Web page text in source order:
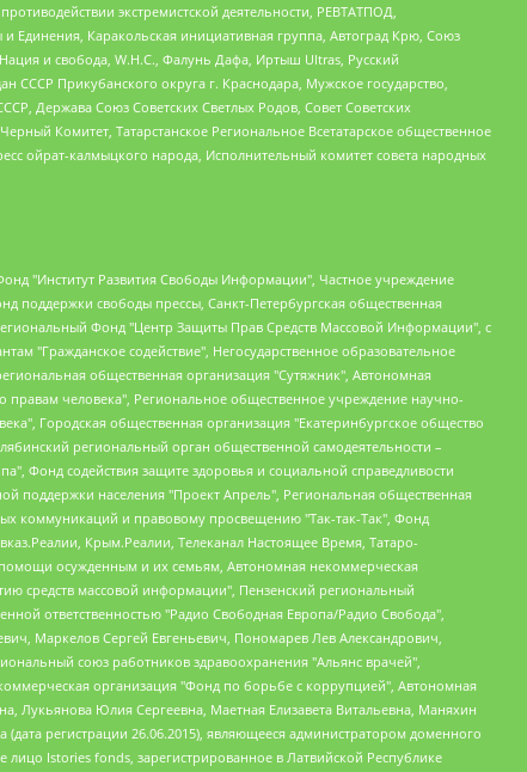
экстремистской деятельности, РЕВТАТПОД,
Каракольская инициативная группа, Автоград Крю, Союз
и свобода, W.H.С., Фалунь Дафа, Иртыш Ultras, Русский
Прикубанского округа г. Краснодара, Мужское государство,
Держава Союз Советских Светлых Родов, Совет Советских
Комитет, Татарстанское Региональное Всетатарское общественное
ойрат-калмыцкого народа, Исполнительный комитет совета народных
Бекбулатова Таисия Львовна, Беляев Иван Михайлович, Владыкина Елена Сергеевна, Гельман Марат Александрович, Никульшина Вероника Юрьевна, Толоконникова Надежда Андреевна, Шендерович Виктор Анатольевич, Общество с ограниченной ответственностью "Данное сообщение", Общество с ограниченной ответственностью Издательский дом "Новая глава", Айнбиндер Александра Александровна, Московский комьюнити-центр для ЛГБТ+инициатив, Благотворительный фонд развития филантропии, Deutsche Welle (Германия, Kurt-Schumacher-Strasse 3, 53113 Bonn), Борзунова Мария Михайловна, Воробьев Виктор Викторович, Голубева Анна Львовна, Константинова Алла Михайловна, Малкова Ирина Владимировна, Мурадов Мурад Абдулгалимович, Осетинская Елизавета Николаевна, Понасенков Евгений Николаевич, Ганапольский Матвей Юрьевич, Киселев Евгений Алексеевич, Борухович Ирина Григорьевна, Дремин Иван Тимофеевич, Дубровский Дмитрий Викторович, Красноярская региональная общественная организация поддержки и развития альтернативных образовательных технологий и межкультурных коммуникаций "ИНТЕРРА", Маяковская Екатерина Алексеевна, Фейгин Марк Захарович, Филимонов Андрей Викторович, Дзугкоева Регина Николаевна, Доброхотов Роман Александрович, Дудь Юрий Александрович, Елкин Сергей Владимирович, Кругликов Кирилл Игоревич, Сабунаева Мария Леонидовна, Семенов Алексей Владимирович, Шаинян Карен Багратович, Шульман Екатерина Михайловна, Асафьев Артур Валерьевич, Вахштайн Виктор Семенович, Венедиктов Алексей Алексеевич, Лушникова Екатерина Евгеньевна, Волков Леонид Михайлович, Невзоров Александр Глебович, Пархоменко Сергей Борисович, Сироткин Ярослав Николаевич, Кара-Мурза Владимир Владимирович, Баранова Наталья Владимировна, Гозман Леонид Яковлевич, Кагарлицкий Борис Юльевич, Климарев Михаил Валерьевич, Милов Владимир Станиславович, Автономная некоммерческая организация Краснодарский центр современного искусства "Типография", Моргенштерн Алишер Тагирович, Соболь Любовь Эдуардовна, Общество с ограниченной ответственностью "ЛИЗА НОРМ", Каспаров Гарри Кимович, Ходорковский Михаил Борисович, Общество с ограниченной ответственностью "Апрельские тезисы", Данилович Ирина Брониславовна, Кашин Олег Владимирович, Петров Николай Владимирович, Пивоваров Алексей Владимирович, Соколов Михаил Владимирович, Цветкова Юлия Владимировна, Чичваркин Евгений Александрович, Комитет против пыток/Команда против пыток, Общество с ограниченной ответственностью "Первый научный", Общество с ограниченной ответственностью "Вертолет и ко", Белоцерковская Вероника Борисовна, Кац Максим Евгеньевич, Лазарева Татьяна Юрьевна, Шаведдинов Руслан Табризович, Яшин Илья Валерьевич, Общество с ограниченной ответственностью "Иноагент ААВ", Алешковский Дмитрий Петрович, Альбац Евгения Марковна, Быков Дмитрий Львович, Галямина Юлия Евгеньевна, Лойко Сергей Леонидович, Мартынов Кирилл Константинович, Медведев Сергей Александрович, Крашенинников Федор Геннадиевич, Гордеева Катерина Вл